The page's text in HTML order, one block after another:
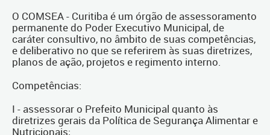
O COMSEA - Curitiba é um órgão de assessoramento
permanente do Poder Executivo Municipal, de
caráter consultivo, no âmbito de suas competências,
e deliberativo no que se referirem às suas diretrizes,
planos de ação, projetos e regimento interno.
Competências:
I - assessorar o Prefeito Municipal quanto às
diretrizes gerais da Política de Segurança Alimentar e
Nutricionais;